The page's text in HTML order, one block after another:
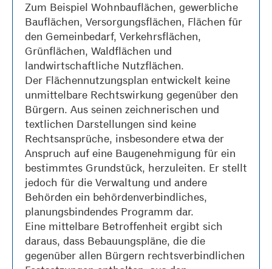
Zum Beispiel Wohnbauflächen, gewerbliche
Bauflächen, Versorgungsflächen, Flächen für
den Gemeinbedarf, Verkehrsflächen,
Grünflächen, Waldflächen und
landwirtschaftliche Nutzflächen.
Der Flächennutzungsplan entwickelt keine
unmittelbare Rechtswirkung gegenüber den
Bürgern. Aus seinen zeichnerischen und
textlichen Darstellungen sind keine
Rechtsansprüche, insbesondere etwa der
Anspruch auf eine Baugenehmigung für ein
bestimmtes Grundstück, herzuleiten. Er stellt
jedoch für die Verwaltung und andere
Behörden ein behördenverbindliches,
planungsbindendes Programm dar.
Eine mittelbare Betroffenheit ergibt sich
daraus, dass Bebauungspläne, die die
gegenüber allen Bürgern rechtsverbindlichen